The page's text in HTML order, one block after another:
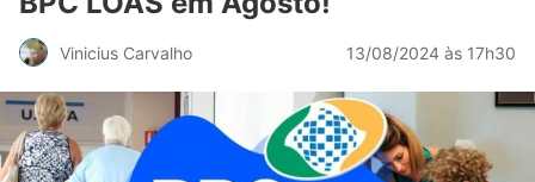
Vinicius Carvalho 13/08/2024 às 17h30